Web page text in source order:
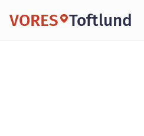
VORES Toftlund